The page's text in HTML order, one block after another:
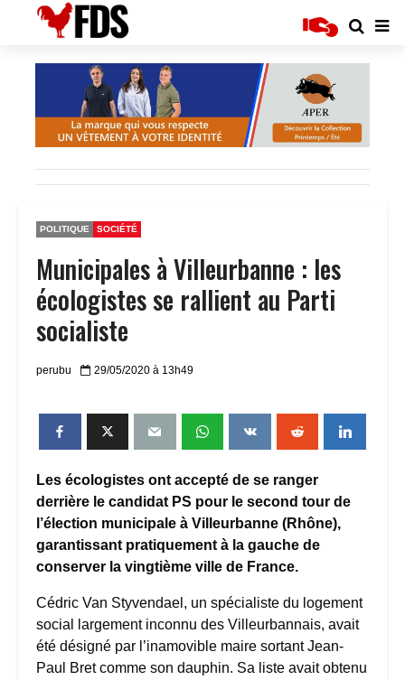
POLITIQUE SOCIÉTÉ
Municipales à Villeurbanne : les
écologistes se rallient au Parti
socialiste
perubu 29/05/2020 à 13h49
Les écologistes ont accepté de se ranger
derrière le candidat PS pour le second tour de
l’élection municipale à Villeurbanne (Rhône),
garantissant pratiquement à la gauche de
conserver la vingtième ville de France.
Cédric Van Styvendael, un spécialiste du logement
social largement inconnu des Villeurbannais, avait
été désigné par l’inamovible maire sortant Jean-
Paul Bret comme son dauphin. Sa liste avait obtenu